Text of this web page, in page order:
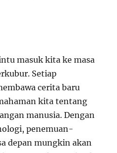
masuk kita ke masa
Setiap
cerita baru
kita tentang
manusia. Dengan
penemuan-
depan mungkin akan